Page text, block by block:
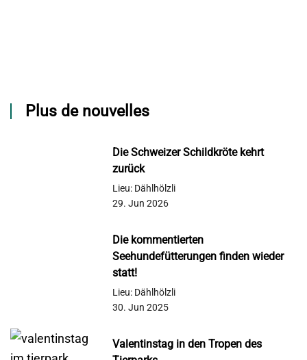
Plus de nouvelles
Die Schweizer Schildkröte kehrt
zurück
Lieu: Dählhölzli
29. Jun 2026
Die kommentierten
Seehundefütterungen finden wieder
statt!
Lieu: Dählhölzli
30. Jun 2025
Valentinstag in den Tropen des